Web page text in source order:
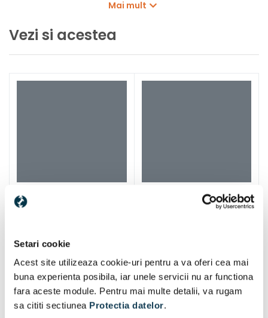
Setari cookie
Acest site utilizeaza cookie-uri pentru a va oferi cea mai
buna experienta posibila, iar unele servicii nu ar functiona
fara aceste module. Pentru mai multe detalii, va rugam
sa cititi sectiunea Protectia datelor.
Specificații
Mai mult
Vezi si acestea